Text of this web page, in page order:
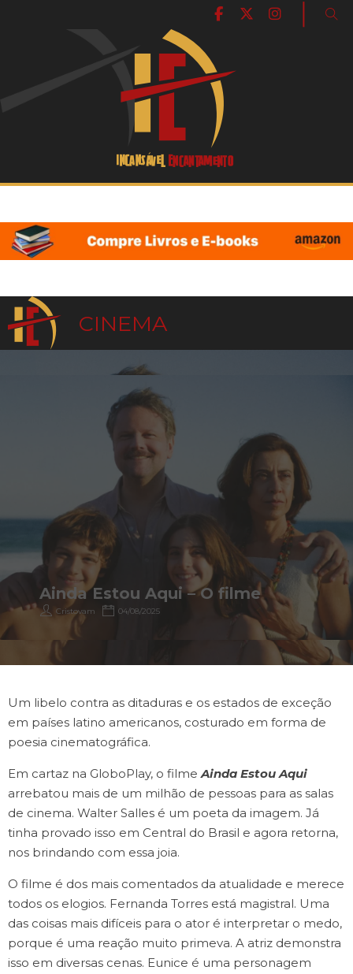
CINEMA
Ainda Estou Aqui – O filme
Cristovam 04/08/2025
Um libelo contra as ditaduras e os estados de exceção
em países latino americanos, costurado em forma de
poesia cinematográfica.
Em cartaz na GloboPlay, o filmeAinda Estou Aqui
arrebatou mais de um milhão de pessoas para as salas
de cinema. Walter Salles é um poeta da imagem. Já
tinha provado isso em Central do Brasil e agora retorna,
nos brindando com essa joia.
O filme é dos mais comentados da atualidade e merece
todos os elogios. Fernanda Torres está magistral. Uma
das coisas mais difíceis para o ator é interpretar o medo,
porque é uma reação muito primeva. A atriz demonstra
isso em diversas cenas. Eunice é uma personagem